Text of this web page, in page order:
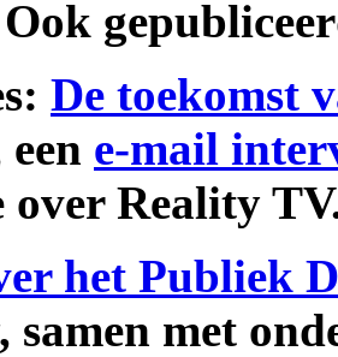
De toekomst
e-mail
over Reality
het Publiek
samen met